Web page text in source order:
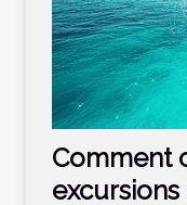
Comment
excursions